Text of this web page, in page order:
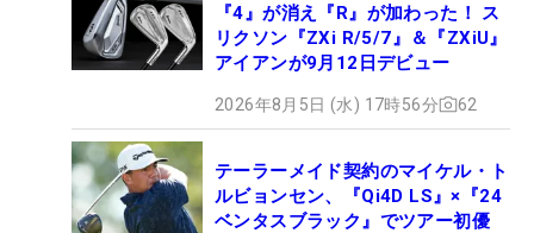
『4』が消え『R』が加わった！ ス
リクソン『ZXi R/5/7』＆『ZXiU』
アイアンが9月12日デビュー
2026年8月5日 (水) 17時56分 62
テーラーメイド契約のマイケル・ト
ルビョンセン、『Qi4D LS』×『24
ベンタスブラック』でツアー初優